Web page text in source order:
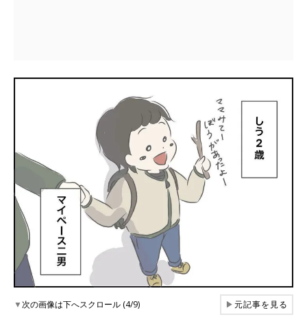
▼次の画像は下へスクロール (4/9) ▶元記事を見る